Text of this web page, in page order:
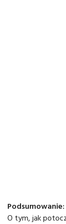
Podsumowanie:
O tym, jak